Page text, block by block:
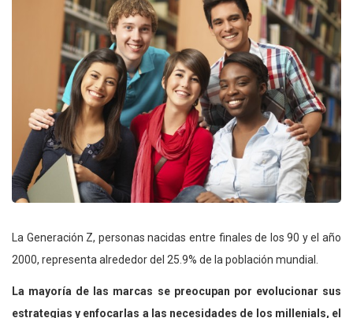
La Generación Z, personas nacidas entre finales de los 90 y el año
2000, representa alrededor del 25.9% de la población mundial.
La mayoría de las marcas se preocupan por evolucionar sus
estrategias y enfocarlas a las necesidades de los millenials, el